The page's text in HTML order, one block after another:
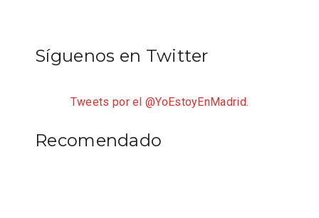
Síguenos en Twitter
Tweets por el @YoEstoyEnMadrid.
Recomendado